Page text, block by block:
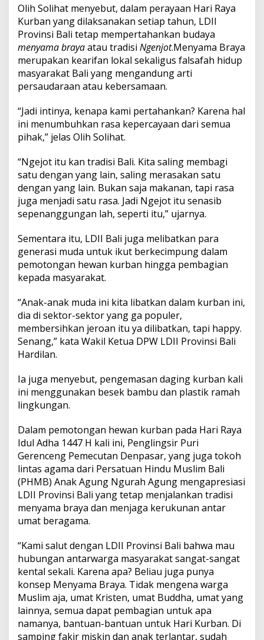
a
r
i
k
a
n
B
u
y
a
M
n
y
a
m
a
B
a
y
a
Olih Solihat menyebut, dalam perayaan Hari Raya
Kurban yang dilaksanakan setiap tahun, LDII
Provinsi Bali tetap mempertahankan budaya
menyama brayaatau tradisi Ngenjot.Menyama Braya
merupakan kearifan lokal sekaligus falsafah hidup
masyarakat Bali yang mengandung arti
persaudaraan atau kebersamaan.
“Jadi intinya, kenapa kami pertahankan? Karena hal
ini menumbuhkan rasa kepercayaan dari semua
pihak,” jelas Olih Solihat.
“Ngejot itu kan tradisi Bali. Kita saling membagi
satu dengan yang lain, saling merasakan satu
dengan yang lain. Bukan saja makanan, tapi rasa
juga menjadi satu rasa. Jadi Ngejot itu senasib
sepenanggungan lah, seperti itu,” ujarnya.
Sementara itu, LDII Bali juga melibatkan para
generasi muda untuk ikut berkecimpung dalam
pemotongan hewan kurban hingga pembagian
kepada masyarakat.
“Anak-anak muda ini kita libatkan dalam kurban ini,
dia di sektor-sektor yang ga populer,
membersihkan jeroan itu ya dilibatkan, tapi happy.
Senang,” kata Wakil Ketua DPW LDII Provinsi Bali
Hardilan.
Ia juga menyebut, pengemasan daging kurban kali
ini menggunakan besek bambu dan plastik ramah
lingkungan.
Dalam pemotongan hewan kurban pada Hari Raya
Idul Adha 1447 H kali ini, Penglingsir Puri
Gerenceng Pemecutan Denpasar, yang juga tokoh
lintas agama dari Persatuan Hindu Muslim Bali
(PHMB) Anak Agung Ngurah Agung mengapresiasi
LDII Provinsi Bali yang tetap menjalankan tradisi
menyama braya dan menjaga kerukunan antar
umat beragama.
“Kami salut dengan LDII Provinsi Bali bahwa mau
hubungan antarwarga masyarakat sangat-sangat
kental sekali. Karena apa? Beliau juga punya
konsep Menyama Braya. Tidak mengena warga
Muslim aja, umat Kristen, umat Buddha, umat yang
lainnya, semua dapat pembagian untuk apa
namanya, bantuan-bantuan untuk Hari Kurban. Di
samping fakir miskin dan anak terlantar, sudah